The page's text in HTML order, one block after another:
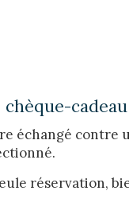
cadeau
échangé contre
réservation,